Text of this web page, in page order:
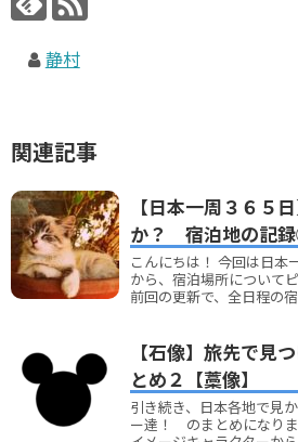
静村
関連記事
【日本一周３６５
か？ 宿泊地の記
こんにちは！ 今回は日本
から、宿泊場所について
前回の更新で、全日程の
【石像】旅先で見
とめ２【藁像】
引き続き、日本各地で見
ー達！ のまとめになり